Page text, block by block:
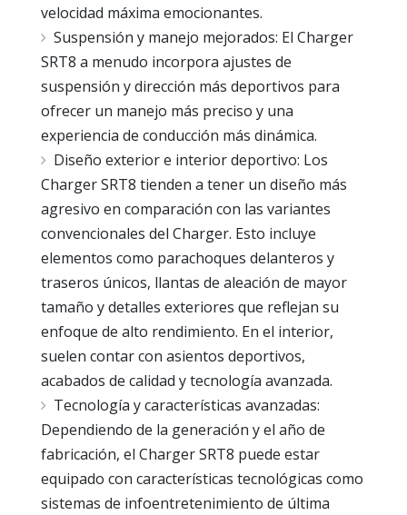
velocidad máxima emocionantes.
Suspensión y manejo mejorados: El Charger
SRT8 a menudo incorpora ajustes de
suspensión y dirección más deportivos para
ofrecer un manejo más preciso y una
experiencia de conducción más dinámica.
Diseño exterior e interior deportivo: Los
Charger SRT8 tienden a tener un diseño más
agresivo en comparación con las variantes
convencionales del Charger. Esto incluye
elementos como parachoques delanteros y
traseros únicos, llantas de aleación de mayor
tamaño y detalles exteriores que reflejan su
enfoque de alto rendimiento. En el interior,
suelen contar con asientos deportivos,
acabados de calidad y tecnología avanzada.
Tecnología y características avanzadas:
Dependiendo de la generación y el año de
fabricación, el Charger SRT8 puede estar
equipado con características tecnológicas como
sistemas de infoentretenimiento de última